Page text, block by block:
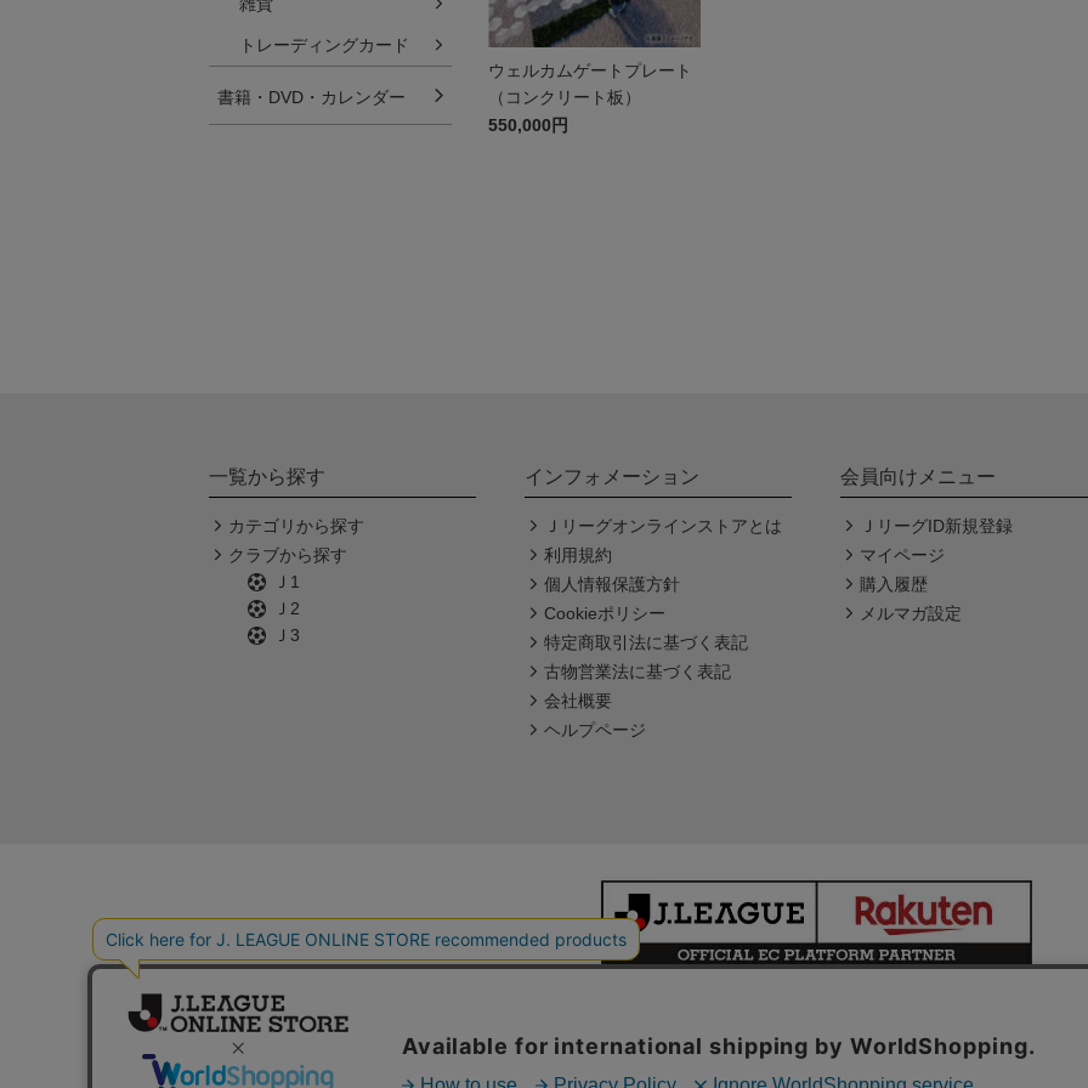
ウェルカムゲートプレート
（コンクリート板）
550,000円
トレーディングカード
書籍・DVD・カレンダー
一覧から探す
カテゴリから探す
クラブから探す
Ｊ1
Ｊ2
Ｊ3
インフォメーション
Ｊリーグオンラインストアとは
利用規約
個人情報保護方針
Cookieポリシー
特定商取引法に基づく表記
古物営業法に基づく表記
会社概要
ヘルプページ
会員向けメニュー
ＪリーグID新規登録
マイページ
購入履歴
メルマガ設定
本サイトで使用している文章・画像等の無断での複製・転載を禁止します。
© JAPAN PROFESSIONAL FOOTBALL LEAGUE Rakuten Group, Inc.